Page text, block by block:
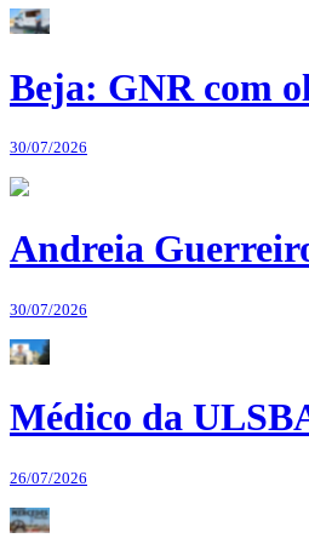
Beja: GNR com
30/07/2026
Andreia
30/07/2026
Médico da
26/07/2026